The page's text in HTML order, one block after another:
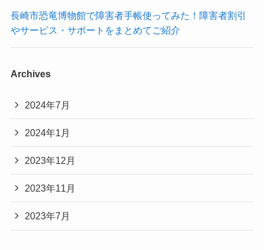
長崎市恐竜博物館で障害者手帳使ってみた！障害者割引
やサービス・サポートをまとめてご紹介
Archives
2024年7月
2024年1月
2023年12月
2023年11月
2023年7月